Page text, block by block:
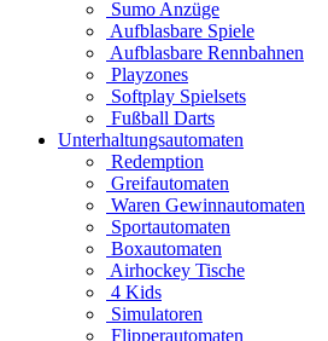
Sumo Anzüge
Aufblasbare Spiele
Aufblasbare Rennbahnen
Playzones
Softplay Spielsets
Fußball Darts
Unterhaltungsautomaten
Redemption
Greifautomaten
Waren Gewinnautomaten
Sportautomaten
Boxautomaten
Airhockey Tische
4 Kids
Simulatoren
Flipperautomaten